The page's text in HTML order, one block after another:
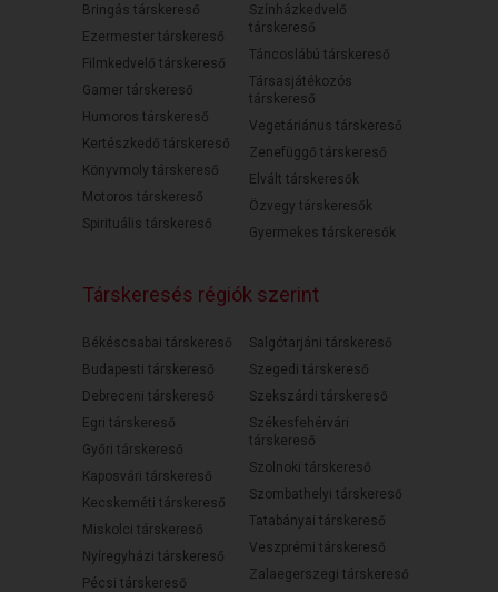
Bringás társkereső
Ezermester társkereső
Filmkedvelő társkereső
Gamer társkereső
Humoros társkereső
Kertészkedő társkereső
Könyvmoly társkereső
Motoros társkereső
Spirituális társkereső
Színházkedvelő
társkereső
Táncoslábú társkereső
Társasjátékozós
társkereső
Vegetáriánus társkereső
Zenefüggő társkereső
Elvált társkeresők
Özvegy társkeresők
Gyermekes társkeresők
Társkeresés régiók szerint
Békéscsabai társkereső
Budapesti társkereső
Debreceni társkereső
Egri társkereső
Győri társkereső
Kaposvári társkereső
Kecskeméti társkereső
Miskolci társkereső
Nyíregyházi társkereső
Pécsi társkereső
Salgótarjáni társkereső
Szegedi társkereső
Szekszárdi társkereső
Székesfehérvári
társkereső
Szolnoki társkereső
Szombathelyi társkereső
Tatabányai társkereső
Veszprémi társkereső
Zalaegerszegi társkereső